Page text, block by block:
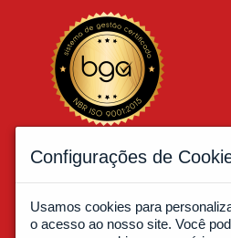
Associados a:
Configurações de
Usamos cookies para
o acesso ao nosso site. Você